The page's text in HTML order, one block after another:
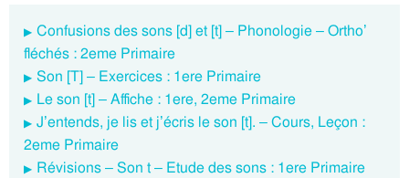
Confusions des sons [d] et [t] – Phonologie – Ortho’
fléchés : 2eme Primaire
Son [T] – Exercices : 1ere Primaire
Le son [t] – Affiche : 1ere, 2eme Primaire
J’entends, je lis et j’écris le son [t]. – Cours, Leçon :
2eme Primaire
Révisions – Son t – Etude des sons : 1ere Primaire